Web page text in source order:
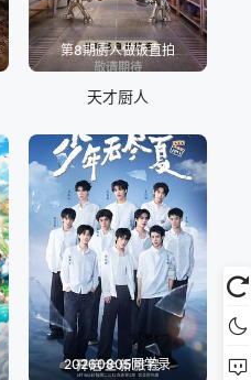
第8期厨人做饭直拍
天才厨人
20260805同学录